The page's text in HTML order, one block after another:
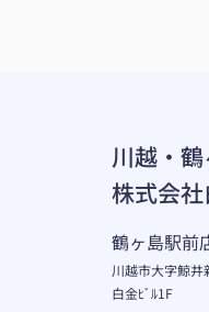
川越・
株式会
鶴ヶ島駅前
川越市大字鯨井
白金ﾋﾞﾙ1F